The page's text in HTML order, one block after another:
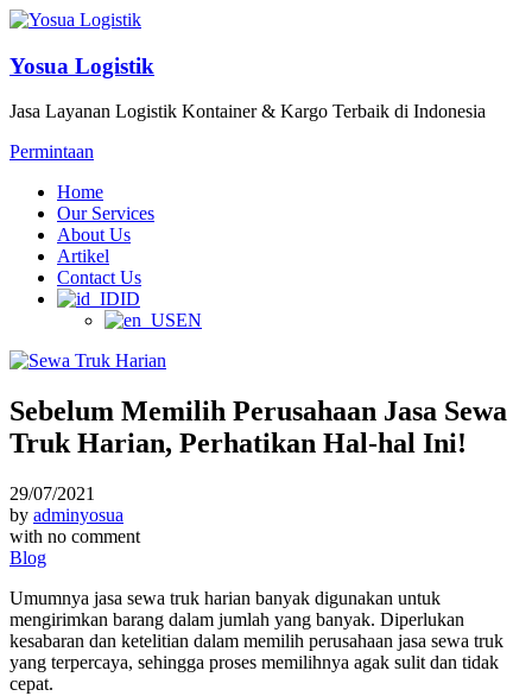
Yosua Logistik
Jasa Layanan Logistik Kontainer & Kargo Terbaik di Indonesia
Permintaan
Home
Our Services
About Us
Artikel
Contact Us
ID
EN
Sebelum Memilih Perusahaan Jasa Sewa
Truk Harian, Perhatikan Hal-hal Ini!
29/07/2021
by adminyosua
with no comment
Blog
Umumnya jasa sewa truk harian banyak digunakan untuk
mengirimkan barang dalam jumlah yang banyak. Diperlukan
kesabaran dan ketelitian dalam memilih perusahaan jasa sewa truk
yang terpercaya, sehingga proses memilihnya agak sulit dan tidak
cepat.